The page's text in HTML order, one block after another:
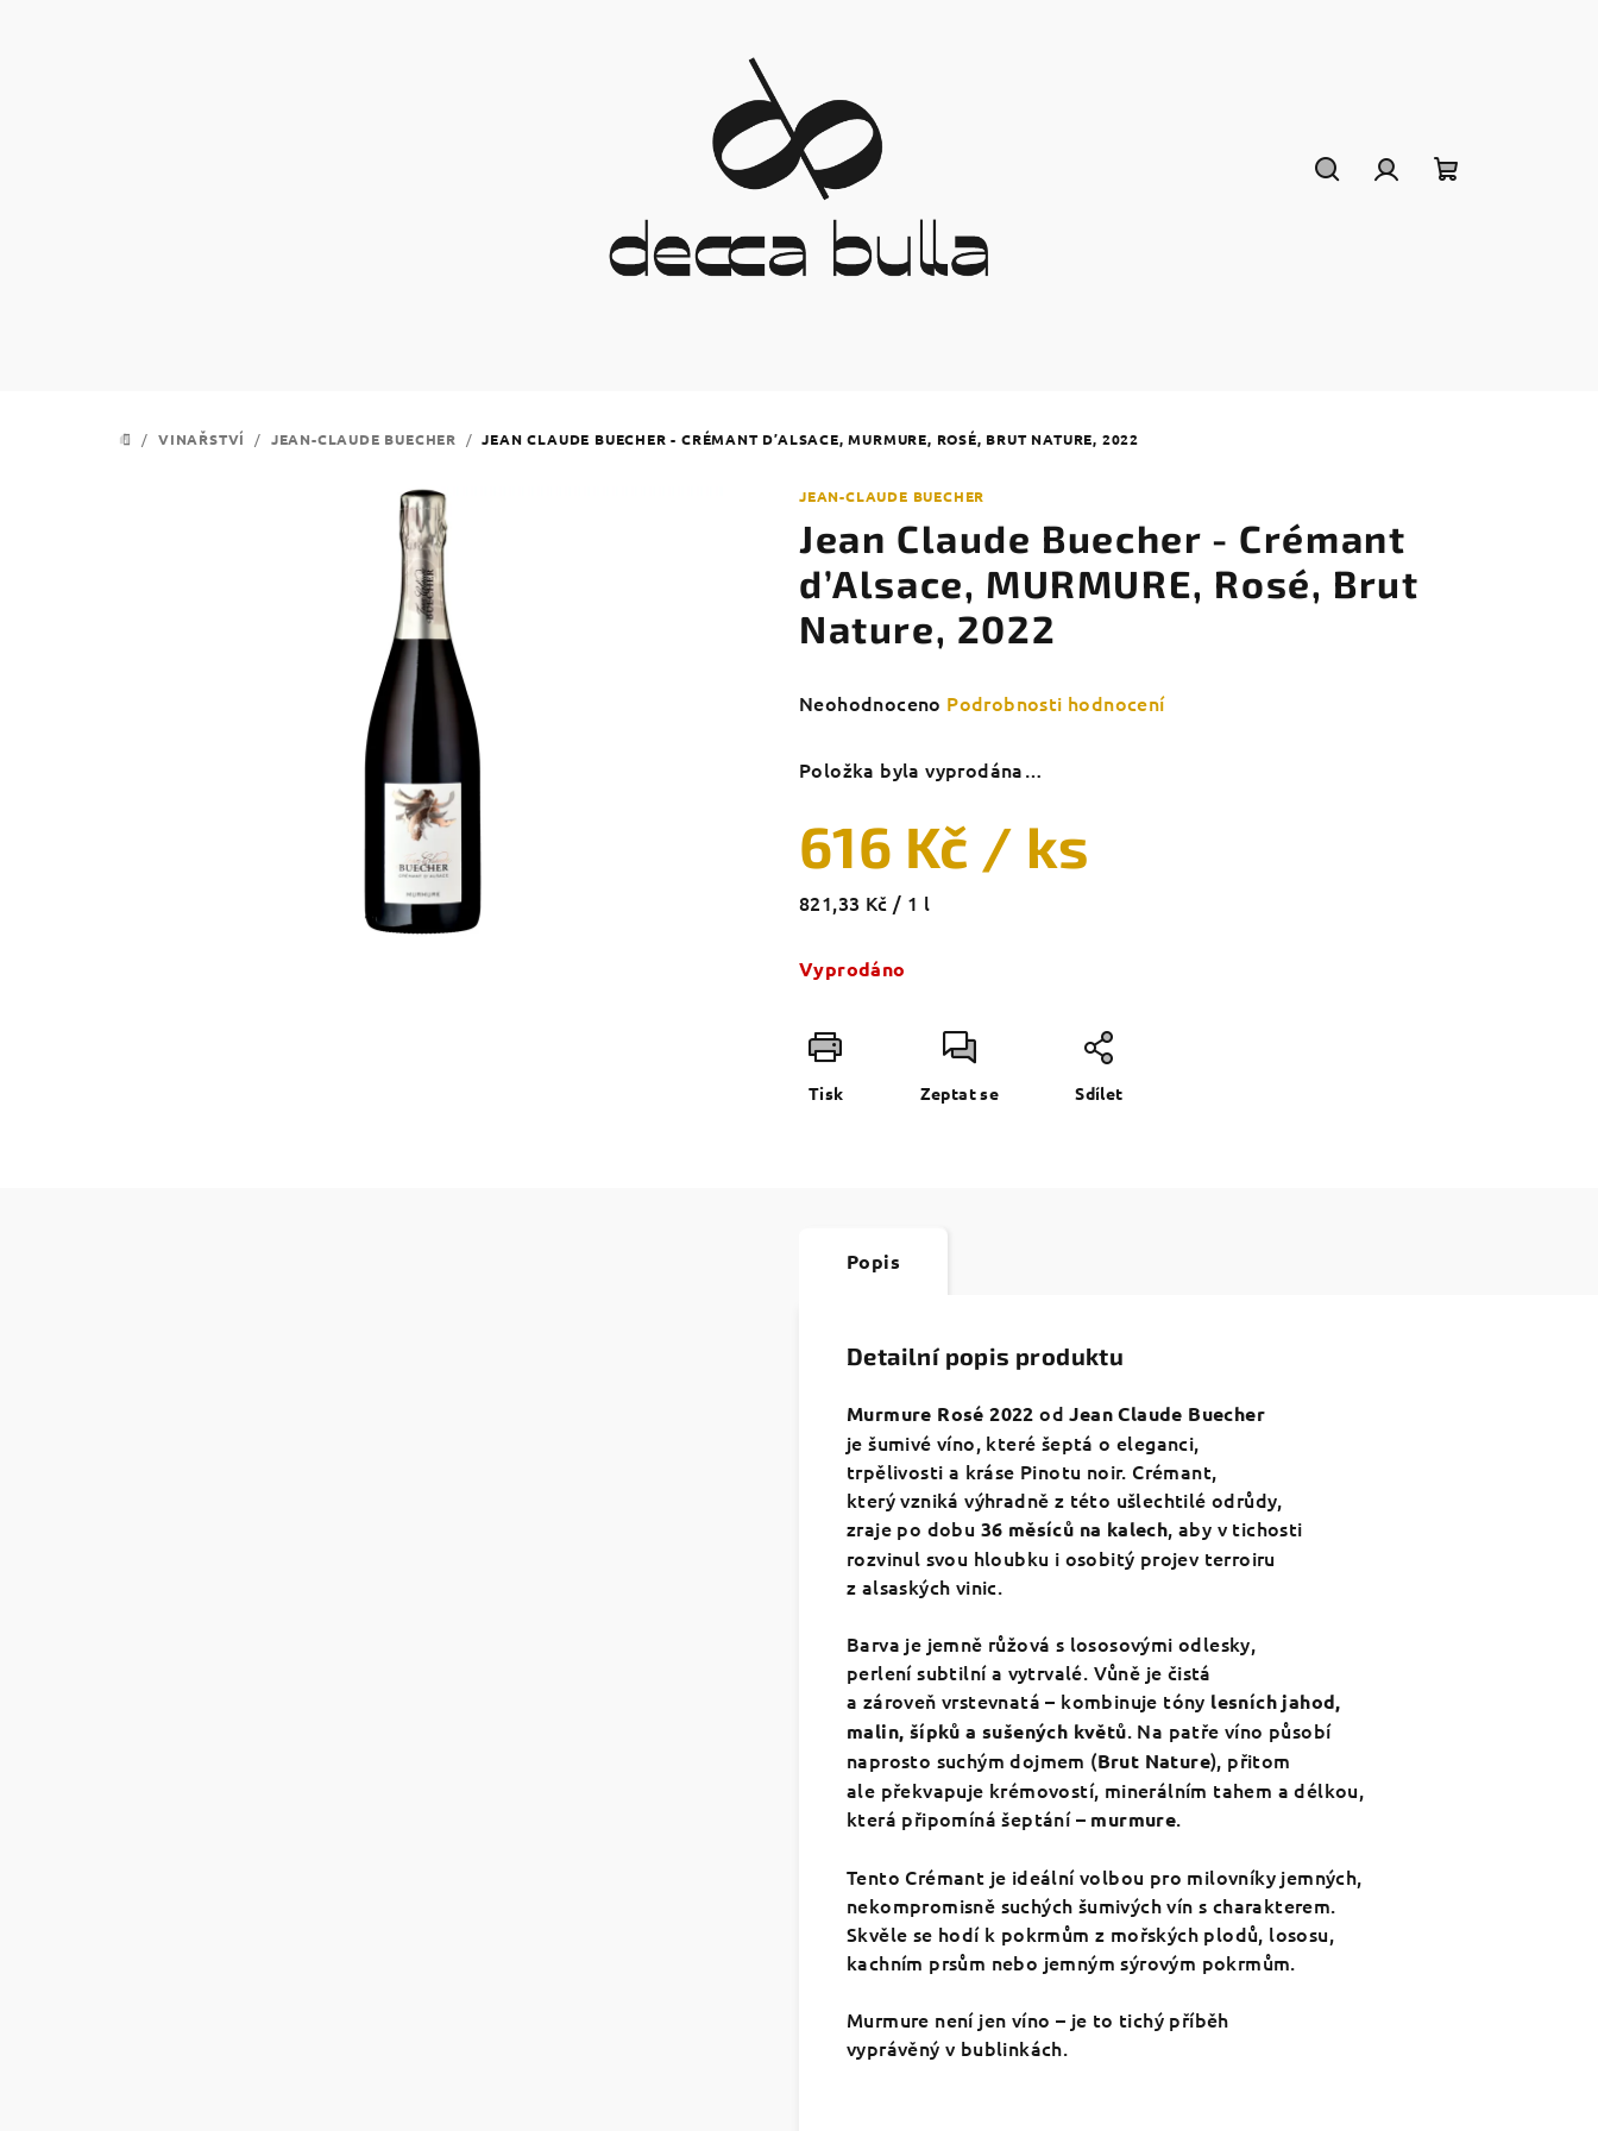
DOMŮ
/ VINAŘSTVÍ / JEAN-CLAUDE BUECHER / JEAN CLAUDE BUECHER - CRÉMANT D’ALSACE, MURMURE, ROSÉ, BRUT NATURE, 2022
JEAN-CLAUDE BUECHER
Jean Claude Buecher - Crémant
d’Alsace, MURMURE, Rosé, Brut
Nature, 2022
Průměrné
produktu
z
5
hvězdiček.
Neohodnoceno Podrobnosti hodnocení
Položka byla vyprodána…
616 Kč / ks
Měrná
821,33 Kč / 1 l
Vyprodáno
Tisk Zeptat se Sdílet
Popis
Detailní popis produktu
Murmure Rosé 2022 odJean Claude Buecher
je šumivé víno, které šeptá o eleganci,
trpělivosti a kráse Pinotu noir. Crémant,
který vzniká výhradně z této ušlechtilé odrůdy,
zraje po dobu 36 měsíců na kalech, aby v tichosti
rozvinul svou hloubku i osobitý projev terroiru
z alsaských vinic.
Barva je jemně růžová s lososovými odlesky,
perlení subtilní a vytrvalé. Vůně je čistá
a zároveň vrstevnatá – kombinuje tóny lesních jahod,
malin, šípků a sušených květů. Na patře víno působí
naprosto suchým dojmem (Brut Nature), přitom
ale překvapuje krémovostí, minerálním tahem a délkou,
která připomíná šeptání – murmure.
Tento Crémant je ideální volbou pro milovníky jemných,
nekompromisně suchých šumivých vín s charakterem.
Skvěle se hodí k pokrmům z mořských plodů, lososu,
kachním prsům nebo jemným sýrovým pokrmům.
Murmure není jen víno – je to tichý příběh
vyprávěný v bublinkách.